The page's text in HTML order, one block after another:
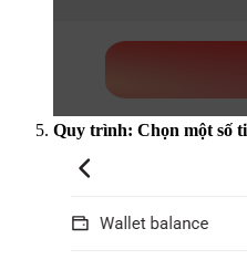
Quy trình: Chọn một số